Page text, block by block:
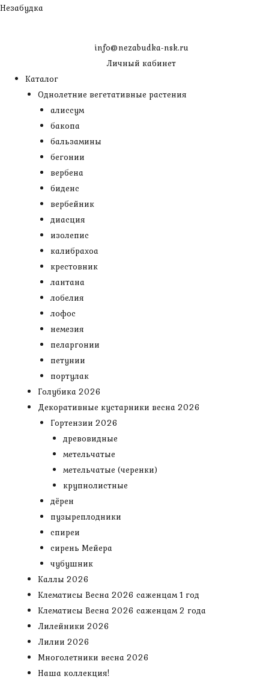
Перейти
Незабудка
info@nezabudka-nsk.ru
Личный кабинет
Каталог
Однолетние вегетативные растения
алиссум
бакопа
бальзамины
бегонии
вербена
биденс
вербейник
диасция
изолепис
калибрахоа
крестовник
лантана
лобелия
лофос
немезия
пеларгонии
петунии
портулак
Голубика 2026
Декоративные кустарники весна 2026
Гортензии 2026
древовидные
метельчатые
метельчатые (черенки)
крупнолистные
дёрен
пузыреплодники
спиреи
сирень Мейера
чубушник
Каллы 2026
Клематисы Весна 2026 саженцам 1 год
Клематисы Весна 2026 саженцам 2 года
Лилейники 2026
Лилии 2026
Многолетники весна 2026
Наша коллекция!